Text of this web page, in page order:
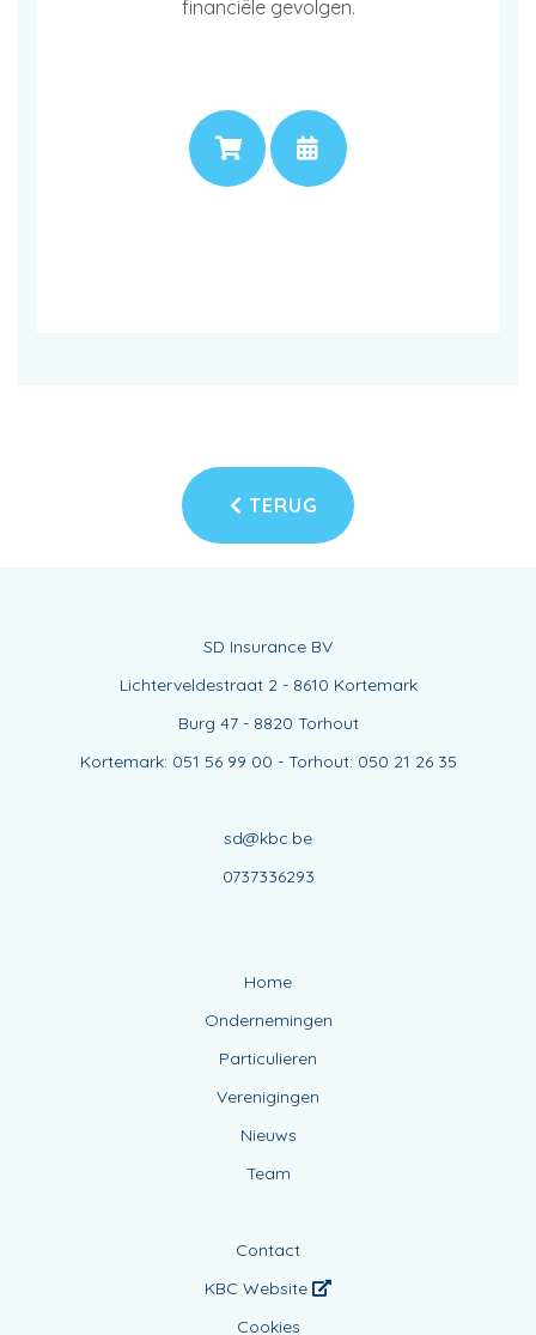
financiële gevolgen.
PRIJS
TERUG
SD Insurance BV
Lichterveldestraat 2 - 8610 Kortemark
Burg 47 - 8820 Torhout
Kortemark: 051 56 99 00 - Torhout: 050 21 26 35
sd@kbc.be
0737336293
Home
Ondernemingen
Particulieren
Verenigingen
Nieuws
Team
Contact
KBC Website
Cookies